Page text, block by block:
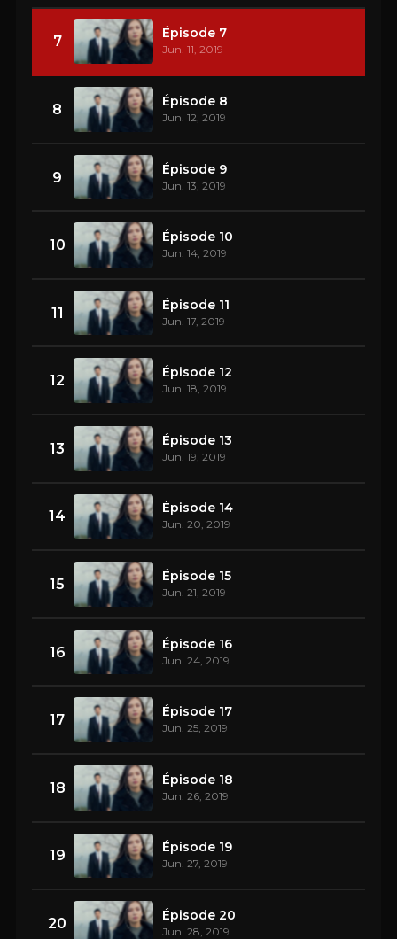
7 Épisode 7
Jun. 11, 2019
8 Épisode 8
Jun. 12, 2019
9 Épisode 9
Jun. 13, 2019
10 Épisode 10
Jun. 14, 2019
11 Épisode 11
Jun. 17, 2019
12 Épisode 12
Jun. 18, 2019
13 Épisode 13
Jun. 19, 2019
14 Épisode 14
Jun. 20, 2019
15 Épisode 15
Jun. 21, 2019
16 Épisode 16
Jun. 24, 2019
17 Épisode 17
Jun. 25, 2019
18 Épisode 18
Jun. 26, 2019
19 Épisode 19
Jun. 27, 2019
20 Épisode 20
Jun. 28, 2019